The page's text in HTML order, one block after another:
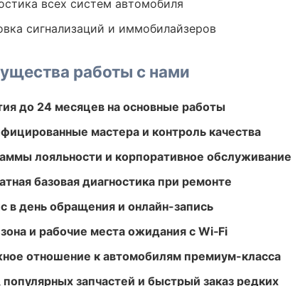
всех систем автомобиля
сигнализаций и иммобилайзеров
работы с нами
до 24 месяцев на основные работы
мастера и контроль качества
лояльности и корпоративное обслуживание
базовая диагностика при ремонте
в день обращения и онлайн-запись
и рабочие места ожидания с Wi‑Fi
отношение к автомобилям премиум-класса
запчастей и быстрый заказ редких